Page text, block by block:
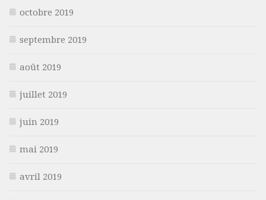
octobre 2019
septembre 2019
août 2019
juillet 2019
juin 2019
mai 2019
avril 2019